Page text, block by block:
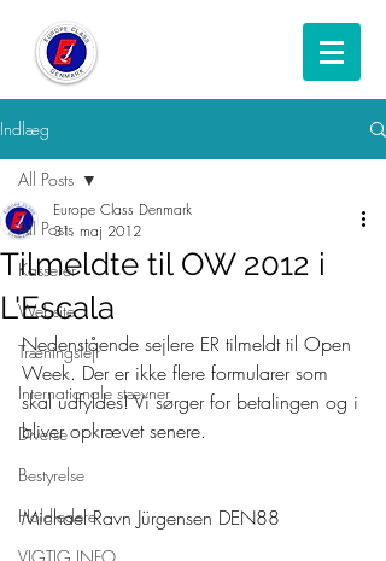
Indlæg
All Posts
Kasserer
Website
Træningslejr
Internationale stævner
Diverse
Bestyrelse
Holdledere
All Posts
Tilmeldte til OW 2012 i
L'Escala
Europe Class Denmark
31. maj 2012
Nedenstående sejlere ER tilmeldt til Open
Week. Der er ikke flere formularer som
skal udfyldes! Vi sørger for betalingen og i
bliver opkrævet senere.
Michael Ravn Jürgensen DEN88